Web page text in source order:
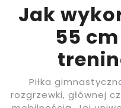
Jak
55
Piłka
rozgrzewki, głównej